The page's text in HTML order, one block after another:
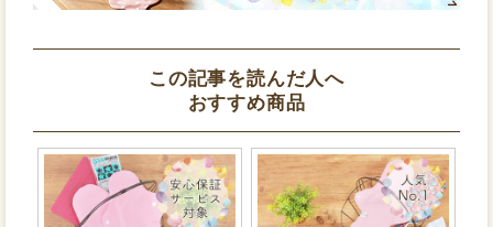
この記事を読んだ人へ
おすすめ商品